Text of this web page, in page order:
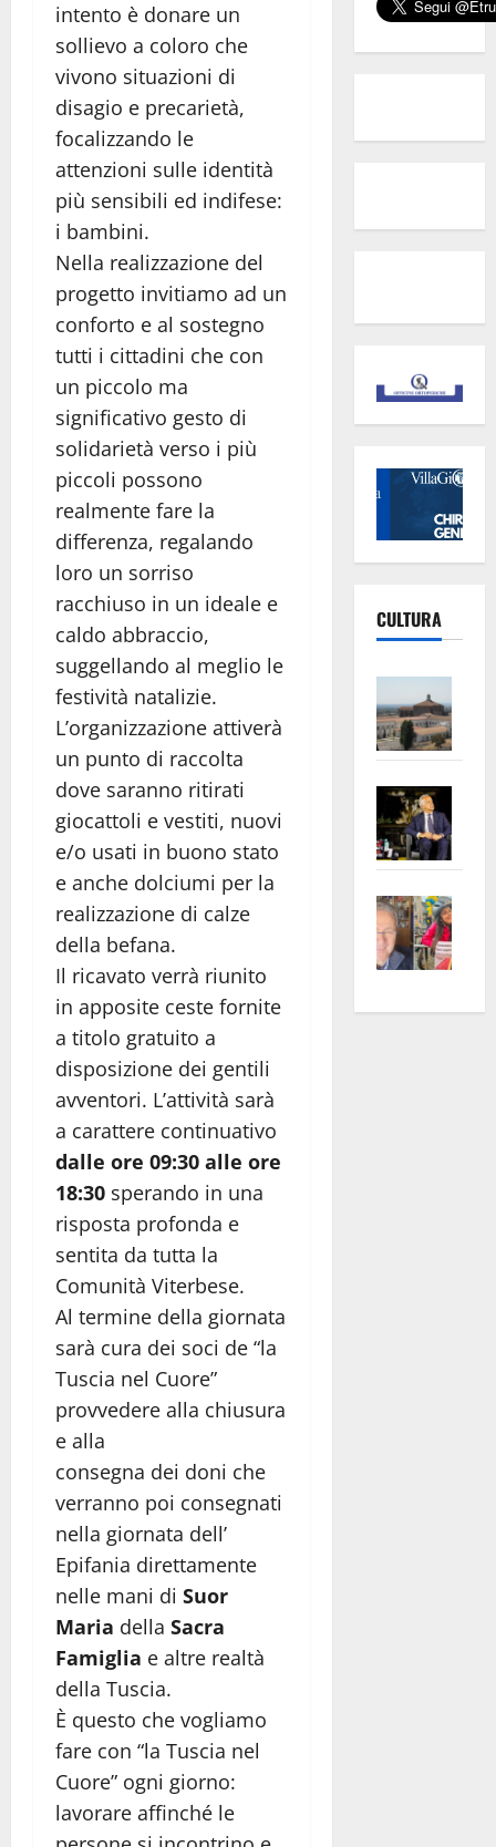
intento è donare un
sollievo a coloro che
vivono situazioni di
disagio e precarietà,
focalizzando le
attenzioni sulle identità
più sensibili ed indifese:
i bambini.
Nella realizzazione del
progetto invitiamo ad un
conforto e al sostegno
tutti i cittadini che con
un piccolo ma
significativo gesto di
solidarietà verso i più
piccoli possono
realmente fare la
differenza, regalando
loro un sorriso
racchiuso in un ideale e
caldo abbraccio,
suggellando al meglio le
festività natalizie.
L’organizzazione attiverà
un punto di raccolta
dove saranno ritirati
giocattoli e vestiti, nuovi
e/o usati in buono stato
e anche dolciumi per la
realizzazione di calze
della befana.
Il ricavato verrà riunito
in apposite ceste fornite
a titolo gratuito a
disposizione dei gentili
avventori. L’attività sarà
a carattere continuativo
dalle ore 09:30 alle ore
18:30 sperando in una
risposta profonda e
sentita da tutta la
Comunità Viterbese.
Al termine della giornata
sarà cura dei soci de “la
Tuscia nel Cuore”
provvedere alla chiusura
e alla
consegna dei doni che
verranno poi consegnati
nella giornata dell’
Epifania direttamente
nelle mani di Suor
Maria della Sacra
Famiglia e altre realtà
della Tuscia.
È questo che vogliamo
fare con “la Tuscia nel
Cuore” ogni giorno:
lavorare affinché le
CULTURA
euro
apre